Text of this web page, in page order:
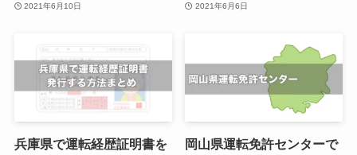
2021年6月10日 2021年6月6日
兵庫県で運転経歴証明書を
岡山県運転免許センターで